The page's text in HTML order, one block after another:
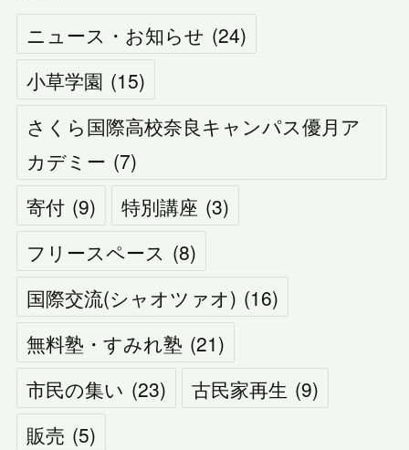
ニュース・お知らせ (24)
小草学園 (15)
さくら国際高校奈良キャンパス優月ア
カデミー (7)
寄付 (9) 特別講座 (3)
フリースペース (8)
国際交流(シャオツァオ) (16)
無料塾・すみれ塾 (21)
市民の集い (23) 古民家再生 (9)
販売 (5)